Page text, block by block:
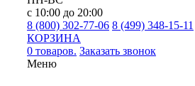
с 10:00 до 20:00
8 (800) 302-77-06 8 (499) 348-15-11
КОРЗИНА
0 товаров. Заказать звонок
Меню